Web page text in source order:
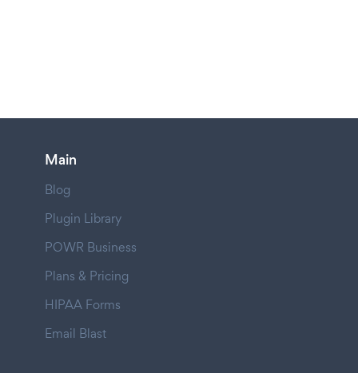
Main
Blog
Plugin Library
POWR Business
Plans & Pricing
HIPAA Forms
Email Blast